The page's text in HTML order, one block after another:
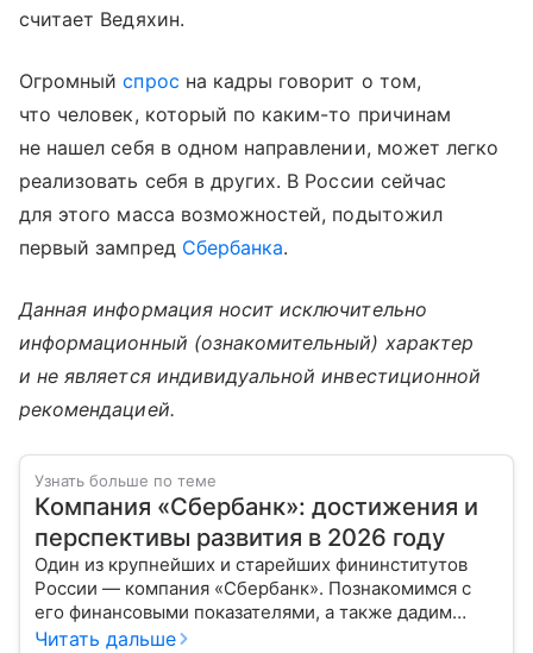
считает Ведяхин.
Огромныйспрос на кадры говорит о том,
что человек, который по каким-то причинам
не нашел себя в одном направлении, может легко
реализовать себя в других. В России сейчас
для этого масса возможностей, подытожил
первый зампред Сбербанка.
Данная информация носит исключительно
информационный (ознакомительный) характер
и не является индивидуальной инвестиционной
рекомендацией.
Узнать больше по теме
Компания «Сбербанк»: достижения и
перспективы развития в 2026 году
Один из крупнейших и старейших фининститутов
России — компания «Сбербанк». Познакомимся с
его финансовыми показателями, а также дадим
прогноз эксперта о стоимости акций в 2026 году.
Читать дальше